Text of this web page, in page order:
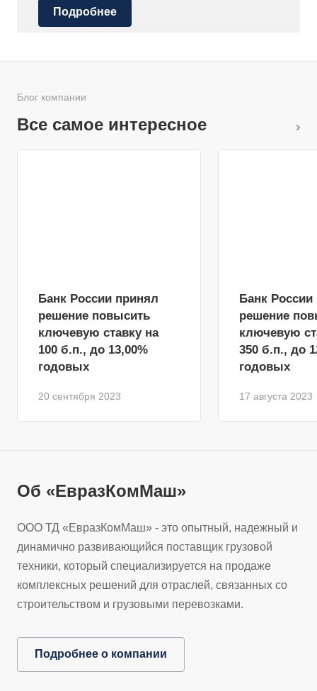
Подробнее
Блог компании
Все самое интересное
20 сентября 2023
Банк России принял
решение повысить
ключевую ставку на
100 б.п., до 13,00%
годовых
17 августа 2023
Банк России
решение
ключевую
350 б.п., до
годовых
Об «ЕвразКомМаш»
ООО ТД «ЕвразКомМаш» - это опытный, надежный и
динамично развивающийся поставщик грузовой
техники, который специализируется на продаже
комплексных решений для отраслей, связанных со
строительством и грузовыми перевозками.
Подробнее о компании